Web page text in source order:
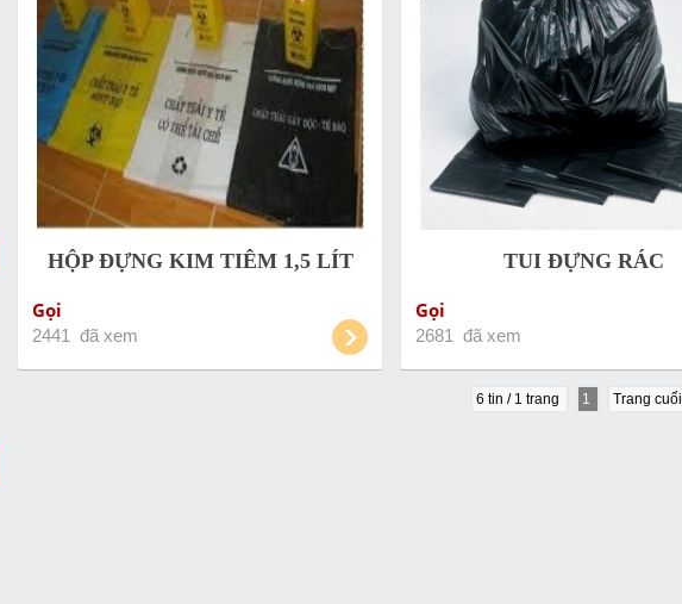
HỘP ĐỰNG KIM TIÊM 1,5 LÍT
Gọi
2441 đã xem
TUI ĐỰNG RÁC
Gọi
2681 đã xem
6 tin / 1 trang 1 Trang cuối